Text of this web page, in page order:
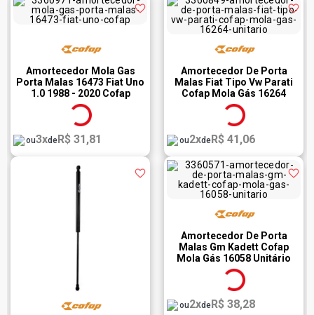
Amortecedor Mola Gas
Porta Malas 16473 Fiat Uno
1.0 1988 - 2020 Cofap
ou3xdeR$ 31,81
Amortecedor De Porta
Malas Fiat Tipo Vw Parati
Cofap Mola Gás 16264
Unitário
ou2xdeR$ 41,06
Amortecedor De Porta
Malas Gm Kadett Cofap
Mola Gás 16058 Unitário
ou2xdeR$ 38,28